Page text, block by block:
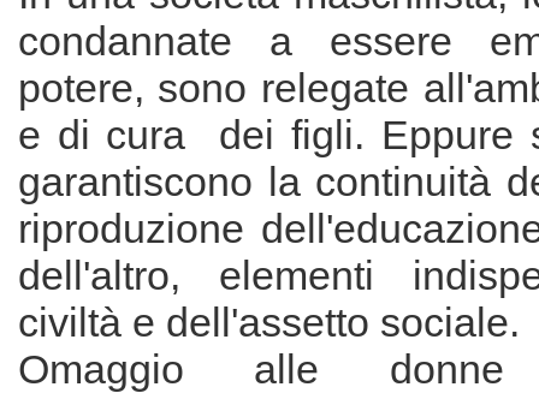
condannate a essere
potere, sono relegate
e di cura dei figli. Eppure
garantiscono la continuità
riproduzione
dell'altro, elementi
civiltà e dell'assetto sociale.
Omaggio alle donne